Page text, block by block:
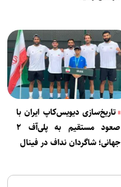
تاریخ‌سازی دیویس‌کاپ ایران با
صعود مستقیم به پلی‌آف ۲
جهانی؛ شاگردان نداف در فینال